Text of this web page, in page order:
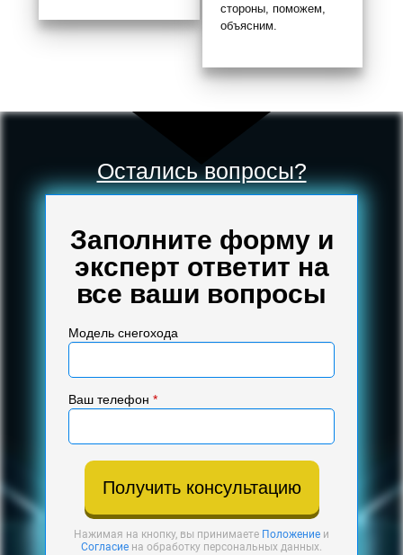
стороны, поможем,
объясним.
Остались вопросы?
Заполните форму и
эксперт ответит на
все ваши вопросы
Модель снегохода
Ваш телефон *
Получить консультацию
Нажимая на кнопку, вы принимаете Положение и
Согласие на обработку персональных данных.